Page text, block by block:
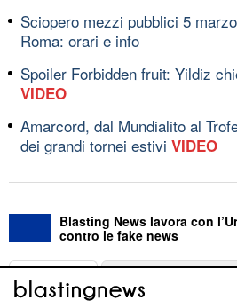
Sciopero mezzi pubblici 5
Roma: orari e info
Spoiler Forbidden fruit: Yildiz
VIDEO
Amarcord, dal Mundialito al
dei grandi tornei estivi VIDEO
Blasting News lavora con
contro le fake news
ABOUT